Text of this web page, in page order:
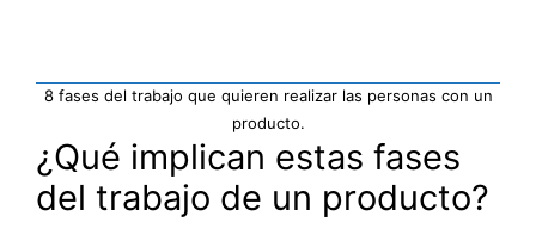
8 fases del trabajo que quieren realizar las personas con un
producto.
¿Qué implican estas fases
del trabajo de un producto?